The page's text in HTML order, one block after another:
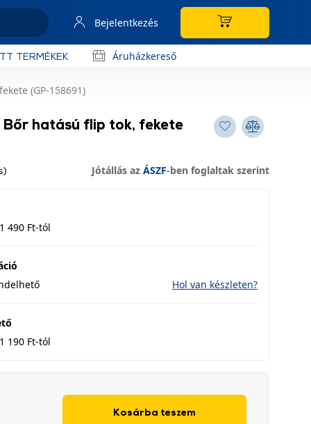
Bejelentkezés
TERMÉKEK Áruházkereső
(GP-158691)
hatású flip tok, fekete
Jótállás az ÁSZF-ben foglaltak szerint
490 Ft-tól
Hol van készleten?
190 Ft-tól
Kosárba teszem